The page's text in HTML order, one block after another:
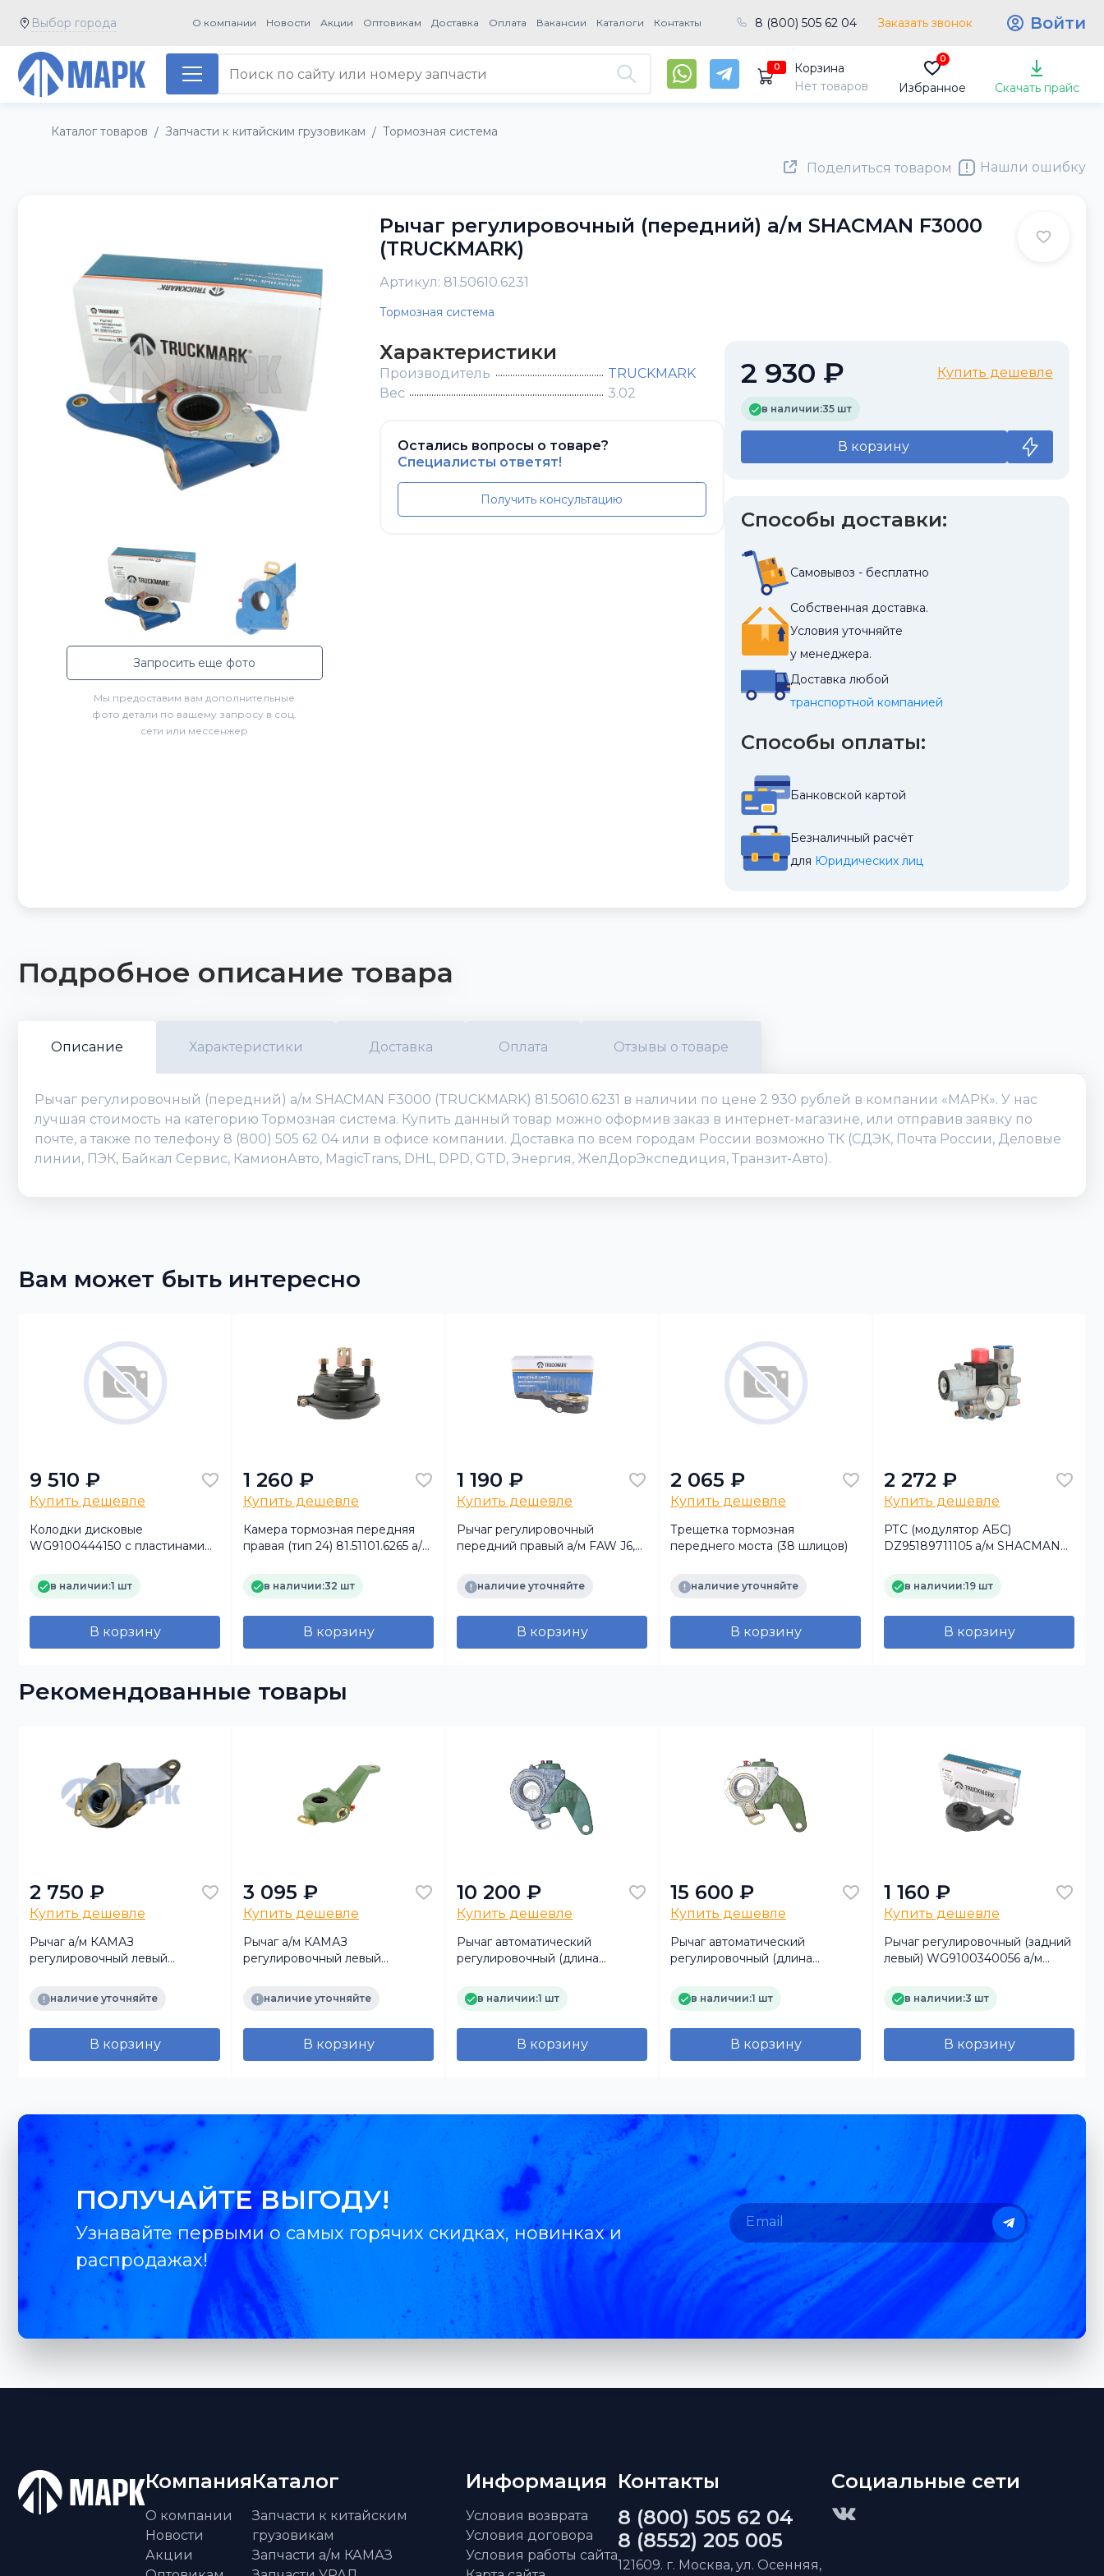
Выбор города О компании Новости Акции Оптовикам Доставка Оплата Вакансии Каталоги Контакты 8 (800) 505 62 04 Заказать звонок Войти
0
Корзина
Нет товаров
0
Избранное Скачать прайс
Каталог товаров / Запчасти к китайским грузовикам / Тормозная система
Поделиться товаром Нашли ошибку
Запросить еще фото
Мы предоставим вам дополнительные
фото детали по вашему запросу в соц.
сети или мессенжер
Рычаг регулировочный (передний) а/м SHACMAN F3000
(TRUCKMARK)
Артикул: 81.50610.6231
Тормозная система
Характеристики
Производитель
TRUCKMARK
Вес
3.02
Остались вопросы о товаре?
Специалисты ответят!
Получить консультацию
2 930 ₽ Купить дешевле
в наличии:35 шт
В корзину
Способы доставки:
Самовывоз - бесплатно
Собственная доставка.
Условия уточняйте
у менеджера.
Доставка любой
транспортной компанией
Способы оплаты:
Банковской картой
Безналичный расчёт
для Юридических лиц
Подробное описание товара
Описание Характеристики Доставка Оплата Отзывы о товаре
Рычаг регулировочный (передний) а/м SHACMAN F3000 (TRUCKMARK) 81.50610.6231 в наличии по цене 2 930 рублей в компании «МАРК». У нас
лучшая стоимость на категорию Тормозная система. Купить данный товар можно оформив заказ в интернет-магазине, или отправив заявку по
почте, а также по телефону 8 (800) 505 62 04 или в офисе компании. Доставка по всем городам России возможно ТК (СДЭК, Почта России, Деловые
линии, ПЭК, Байкал Сервис, КамионАвто, MagicTrans, DHL, DPD, GTD, Энергия, ЖелДорЭкспедиция, Транзит-Авто).
Вам может быть интересно
9 510 ₽
Купить дешевле
Колодки дисковые
WG9100444150 с пластинами
в наличии:1 шт
В корзину
1 260 ₽
Купить дешевле
Камера тормозная передняя
правая (тип 24) 81.51101.6265 а/м
(TRUCKMARK)
в наличии:32 шт
В корзину
1 190 ₽
Купить дешевле
Рычаг регулировочный
передний правый а/м FAW J6,
(TRUCKMARK)
наличие уточняйте
В корзину
2 065 ₽
Купить дешевле
Трещетка тормозная
переднего моста (38 шлицов)
наличие уточняйте
В корзину
2 272 ₽
Купить дешевле
РТС (модулятор АБС)
DZ95189711105 а/м SHACMAN
в наличии:19 шт
В корзину
Рекомендованные товары
2 750 ₽
Купить дешевле
Рычаг а/м КАМАЗ
регулировочный левый
наличие уточняйте
В корзину
3 095 ₽
Купить дешевле
Рычаг а/м КАМАЗ
регулировочный левый
наличие уточняйте
В корзину
10 200 ₽
Купить дешевле
Рычаг автоматический
регулировочный (длина
(Shaanxi Hande Axle Co., Ltd)
в наличии:1 шт
В корзину
15 600 ₽
Купить дешевле
Рычаг автоматический
регулировочный (длина
(Shaanxi Hande Axle Co., Ltd)
в наличии:1 шт
В корзину
1 160 ₽
Купить дешевле
Рычаг регулировочный (задний
левый) WG9100340056 а/м
HOWO (TRUCKMARK)
в наличии:3 шт
В корзину
ПОЛУЧАЙТЕ ВЫГОДУ!
Узнавайте первыми о самых горячих скидках, новинках и
распродажах!
Компания
О компании
Новости
Акции
Каталог
Запчасти к китайским
грузовикам
Запчасти а/м КАМАЗ
Информация
Условия возврата
Условия договора
Условия работы сайта
Контакты
8 (800) 505 62 04
8 (8552) 205 005
121609. г. Москва, ул. Осенняя,
Социальные сети